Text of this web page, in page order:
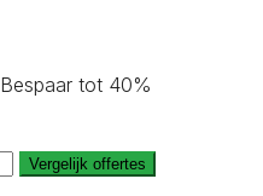
Bespaar tot 40%
Vergelijk offertes